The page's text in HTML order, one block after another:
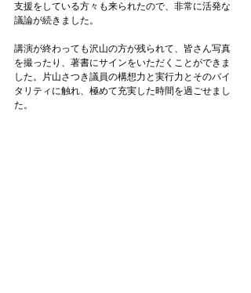
支援をしている方々も来られたので、非常に活発な
議論が続きました。
講演が終わっても沢山の方が残られて、皆さん写真
を撮ったり、著書にサインをいただくことができま
した。片山さつき議員の構想力と実行力とそのバイ
タリティに触れ、極めて充実した時間を過ごせまし
た。